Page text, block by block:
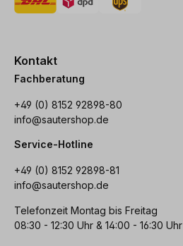
Kontakt
Fachberatung
+49 (0) 8152 92898-80
info@sautershop.de
Service-Hotline
+49 (0) 8152 92898-81
info@sautershop.de
Telefonzeit Montag bis Freitag
08:30 - 12:30 Uhr & 14:00 - 16:30 Uhr